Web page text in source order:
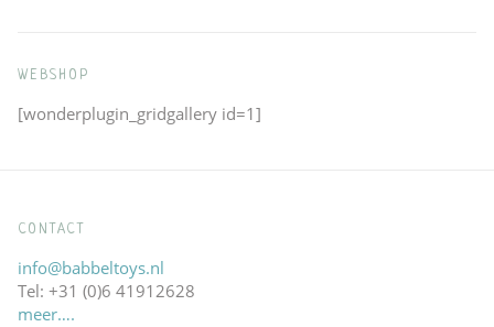
WEBSHOP
[wonderplugin_gridgallery id=1]
CONTACT
info@babbeltoys.nl
Tel: +31 (0)6 41912628
meer….